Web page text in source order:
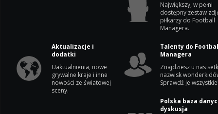
Największy, w pełni
dostępny zestaw
piłkarzy do Football
Managera.
Aktualizacje i
dodatki
Uaktualnienia, nowe
grywalne kraje i inne
nowości ze światowej
sceny.
Talenty do
Managera
Znajdziesz u nas
nazwisk
Sprawdź je
Polska baza
dyskusja